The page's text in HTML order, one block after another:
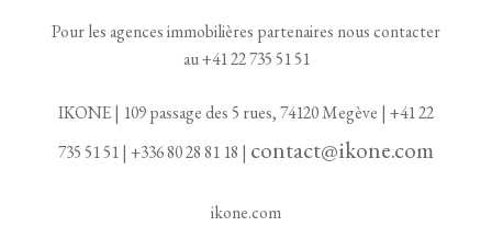
Pour les agences immobilières partenaires nous contacter
au+41 22 735 51 51
IKONE | 109 passage des 5 rues, 74120 Megève | +41 22
735 51 51| +336 80 28 81 18 | contact@ikone.com
ikone.com